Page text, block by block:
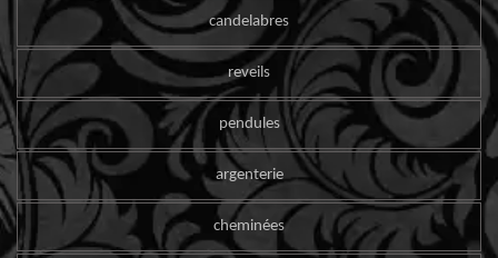
candelabres
reveils
pendules
argenterie
cheminées